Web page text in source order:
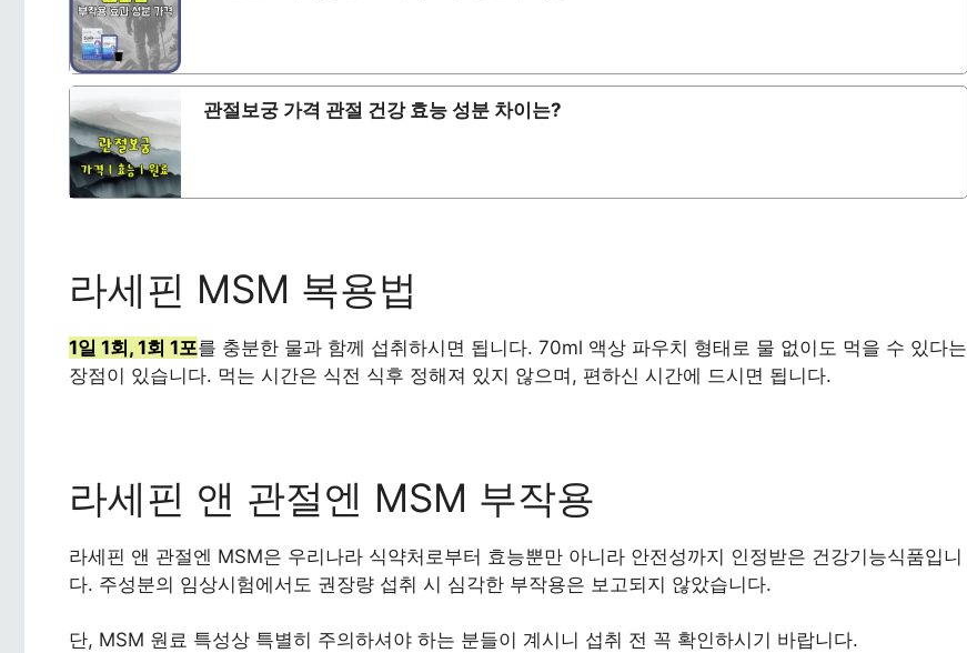
관절보궁 가격 관절 건강 효능 성분 차이는?
라세핀 MSM 복용법
1일 1회, 1회 1포를 충분한 물과 함께 섭취하시면 됩니다. 70ml 액상 파우치 형태로 물 없이도 먹을 수 있다는
장점이 있습니다. 먹는 시간은 식전 식후 정해져 있지 않으며, 편하신 시간에 드시면 됩니다.
라세핀 앤 관절엔 MSM 부작용
라세핀 앤 관절엔 MSM은 우리나라 식약처로부터 효능뿐만 아니라 안전성까지 인정받은 건강기능식품입니
다. 주성분의 임상시험에서도 권장량 섭취 시 심각한 부작용은 보고되지 않았습니다.
단, MSM 원료 특성상 특별히 주의하셔야 하는 분들이 계시니 섭취 전 꼭 확인하시기 바랍니다.